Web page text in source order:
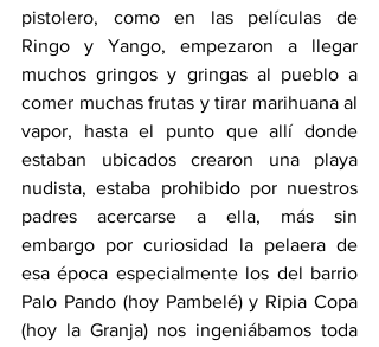
pistolero, como en las películas de
Ringo y Yango, empezaron a llegar
muchos gringos y gringas al pueblo a
comer muchas frutas y tirar marihuana al
vapor, hasta el punto que allí donde
estaban ubicados crearon una playa
nudista, estaba prohibido por nuestros
padres acercarse a ella, más sin
embargo por curiosidad la pelaera de
esa época especialmente los del barrio
Palo Pando (hoy Pambelé) y Ripia Copa
(hoy la Granja) nos ingeniábamos toda